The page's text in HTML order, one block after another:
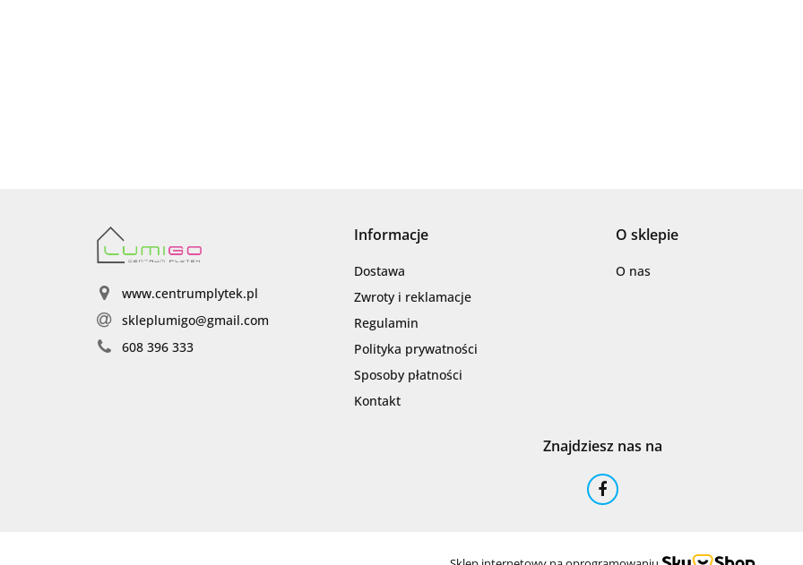
Barwolf
www.centrumplytek.pl
skleplumigo@gmail.com
608 396 333
Informacje
Dostawa
Zwroty i reklamacje
Regulamin
Polityka prywatności
Sposoby płatności
Kontakt
O sklepie
O nas
Znajdziesz nas na